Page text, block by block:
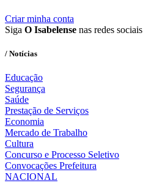
Criar minha conta
Siga O Isabelense nas redes sociais
/ Notícias
Educação
Segurança
Saúde
Prestação de Serviços
Economia
Mercado de Trabalho
Cultura
Concurso e Processo Seletivo
Convocações Prefeitura
NACIONAL